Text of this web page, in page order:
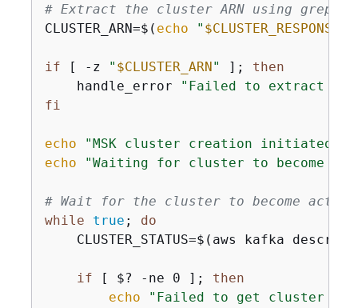
# Extract the cluster ARN using grep
CLUSTER_ARN=$( echo " $CLUSTER_RESPONSE
if [ -z " $CLUSTER_ARN" ]; then
    handle_error
"Failed to extract
fi
echo
"MSK cluster creation initiated.
echo
"Waiting for cluster to become
# Wait for the cluster to become active
while
true ; do
CLUSTER_STATUS=$(aws kafka
if [ $? -ne 0 ]; then
echo
"Failed to get cluster